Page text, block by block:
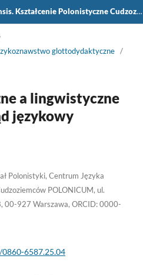
Acta Universitatis Lodziensis. Kształcenie Polonistyczne Cudzoziemców
glottodydaktyczne /
a lingwistyczne
językowy
Polonistyki, Centrum Języka
POLONICUM, ul.
00-927 Warszawa, ORCID: 0000-
6587.25.04